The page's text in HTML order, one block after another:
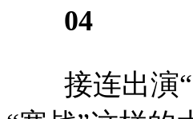
04
接连出演